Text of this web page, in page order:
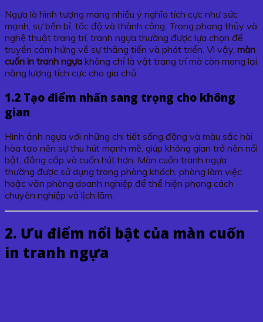
Ngựa là hình tượng mang nhiều ý nghĩa tích cực như sức
mạnh, sự bền bỉ, tốc độ và thành công. Trong phong thủy và
nghệ thuật trang trí, tranh ngựa thường được lựa chọn để
truyền cảm hứng về sự thăng tiến và phát triển. Vì vậy, màn
cuốn in tranh ngựa không chỉ là vật trang trí mà còn mang lại
năng lượng tích cực cho gia chủ.
1.2 Tạo điểm nhấn sang trọng cho không
gian
Hình ảnh ngựa với những chi tiết sống động và màu sắc hài
hòa tạo nên sự thu hút mạnh mẽ, giúp không gian trở nên nổi
bật, đẳng cấp và cuốn hút hơn. Màn cuốn tranh ngựa
thường được sử dụng trong phòng khách, phòng làm việc
hoặc văn phòng doanh nghiệp để thể hiện phong cách
chuyên nghiệp và lịch lãm.
2. Ưu điểm nổi bật của màn cuốn
in tranh ngựa